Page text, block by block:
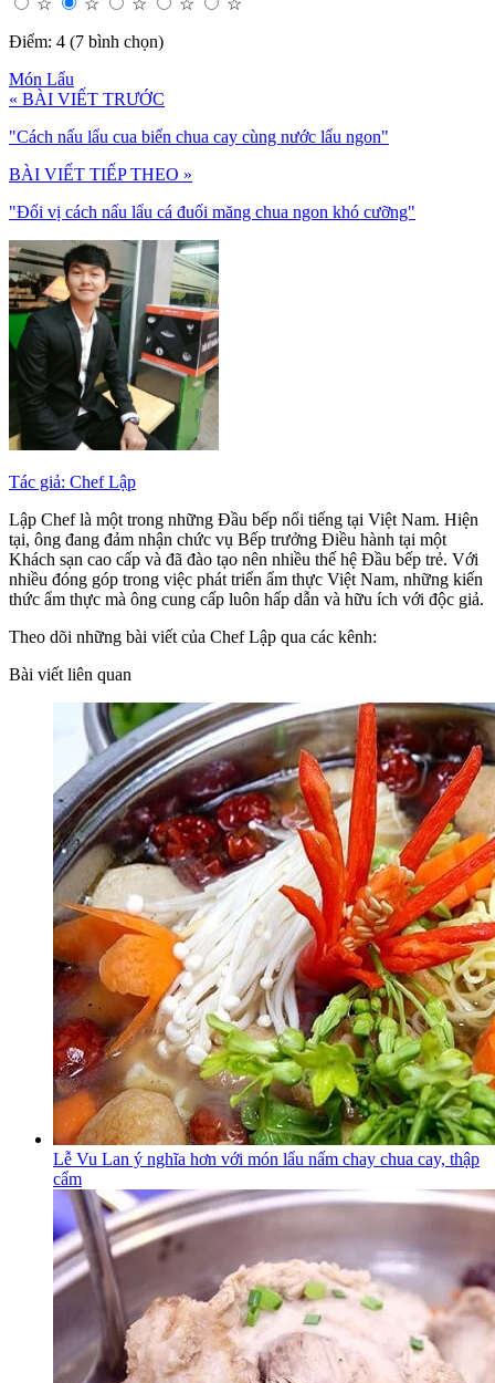
Điểm: 4 (7 bình chọn)
Món Lẩu
« BÀI VIẾT TRƯỚC
"Cách nấu lẩu cua biển chua cay cùng nước lẩu ngon"
BÀI VIẾT TIẾP THEO »
"Đổi vị cách nấu lẩu cá đuối măng chua ngon khó cưỡng"
Tác giả: Chef Lập
Lập Chef là một trong những Đầu bếp nổi tiếng tại Việt Nam. Hiện
tại, ông đang đảm nhận chức vụ Bếp trưởng Điều hành tại một
Khách sạn cao cấp và đã đào tạo nên nhiều thế hệ Đầu bếp trẻ. Với
nhiều đóng góp trong việc phát triển ẩm thực Việt Nam, những kiến
thức ẩm thực mà ông cung cấp luôn hấp dẫn và hữu ích với độc giả.
Theo dõi những bài viết của Chef Lập qua các kênh:
Bài viết liên quan
Lễ Vu Lan ý nghĩa hơn với món lẩu nấm chay chua cay, thập
cẩm